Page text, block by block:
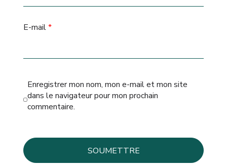
E-mail*
Enregistrer mon nom, mon e-mail et mon site
dans le navigateur pour mon prochain
commentaire.